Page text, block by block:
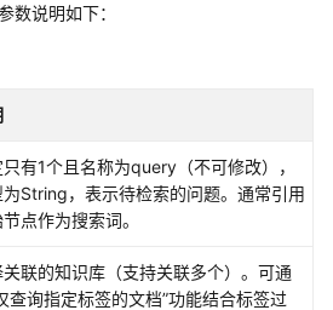
数说明如下：
只有1个且名称为query（不可修改），
为String，表示待检索的问题。通常引用
点作为搜索词。
联的知识库（支持关联多个）。可通
查询指定标签的文档”功能结合标签过